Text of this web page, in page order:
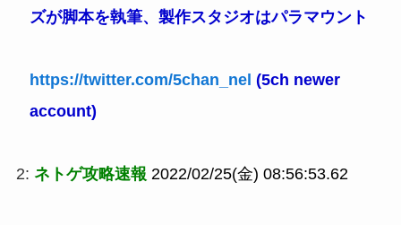
ズが脚本を執筆、製作スタジオはパラマウント
https://twitter.com/5chan_nel (5ch newer
account)
2: ネトゲ攻略速報 2022/02/25(金) 08:56:53.62